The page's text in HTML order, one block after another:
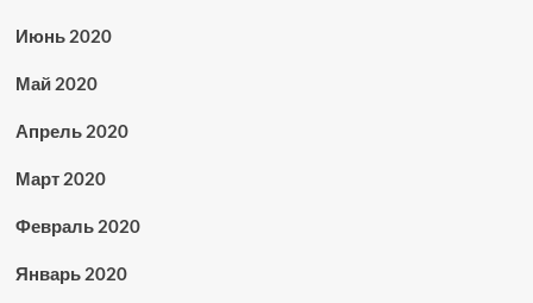
Июнь 2020
Май 2020
Апрель 2020
Март 2020
Февраль 2020
Январь 2020